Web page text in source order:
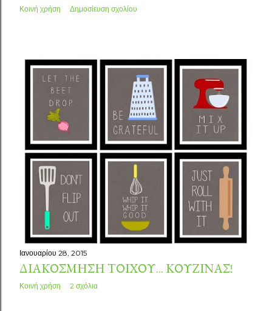
Κοινή χρήση Δημοσίευση σχολίου
Ιανουαρίου 28, 2015
ΔΙΑΚΌΣΜΗΣΗ ΤΟΊΧΟΥ... ΚΟΥΖΊΝΑΣ!
Κοινή χρήση 2 σχόλια